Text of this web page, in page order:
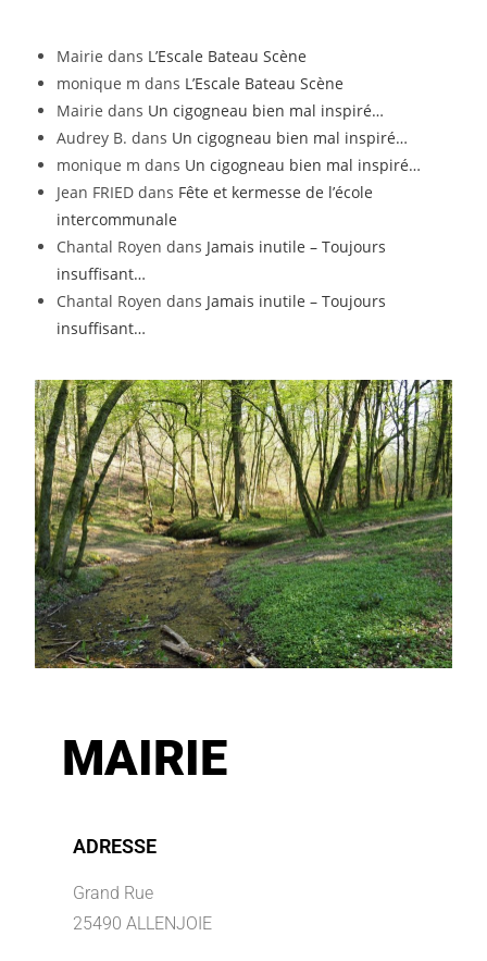
Mairie dans L’Escale Bateau Scène
monique m dans L’Escale Bateau Scène
Mairie dans Un cigogneau bien mal inspiré…
Audrey B. dans Un cigogneau bien mal inspiré…
monique m dans Un cigogneau bien mal inspiré…
Jean FRIED dans Fête et kermesse de l’école
intercommunale
Chantal Royen dans Jamais inutile – Toujours
insuffisant…
Chantal Royen dans Jamais inutile – Toujours
insuffisant…
MAIRIE
ADRESSE
Grand Rue
25490 ALLENJOIE